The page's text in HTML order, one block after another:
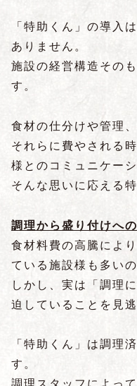
「特助くん」の導入
ありません。
施設の経営構造その
す。
食材の仕分けや管理
それらに費やされる
様とのコミュニケー
そんな思いに応える
調理から盛り付けへ
食材料費の高騰によ
ている施設様も多い
しかし、実は「調理
迫していることを見
「特助くん」は調理
す。